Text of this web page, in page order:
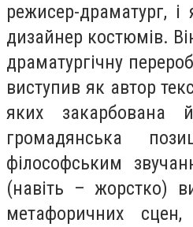
режисер-драматург,
дизайнер костюмів.
драматургічну
виступив як автор
яких закарбована
громадянська
філософським
(навіть – жорстко)
метафоричних сцен,